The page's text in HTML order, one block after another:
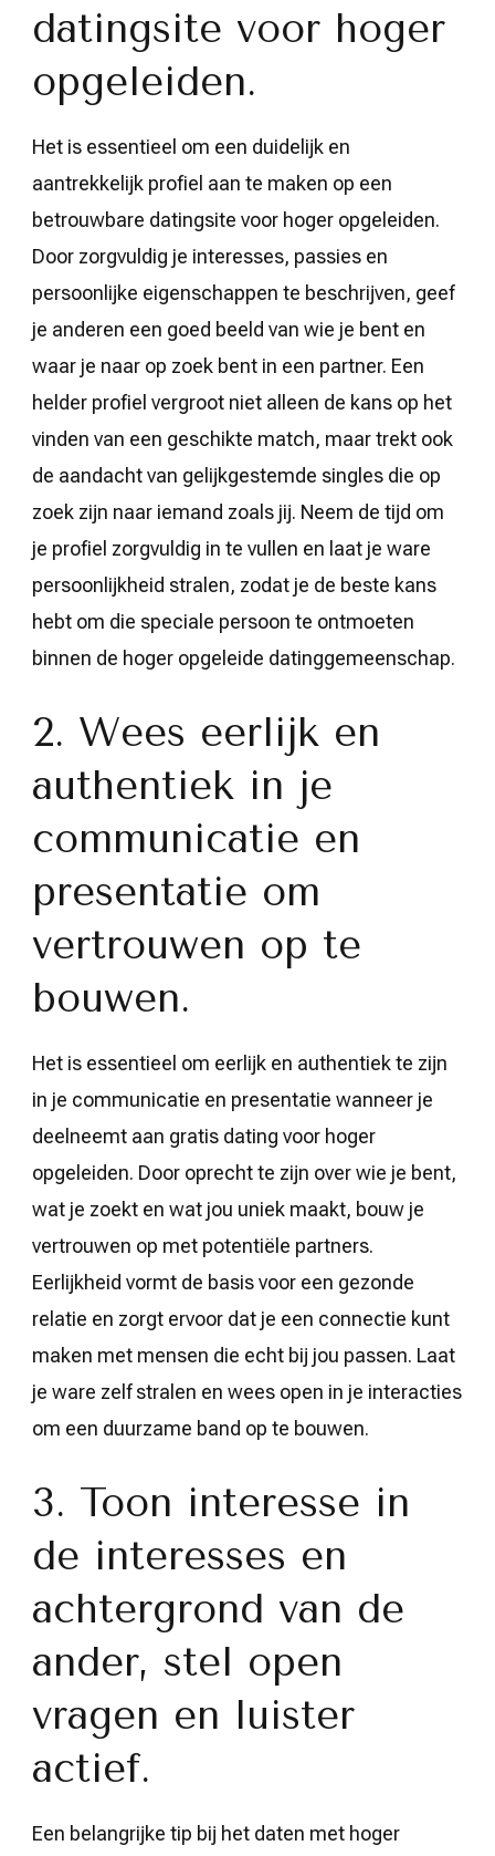
datingsite voor hoger
opgeleiden.
Het is essentieel om een duidelijk en
aantrekkelijk profiel aan te maken op een
betrouwbare datingsite voor hoger opgeleiden.
Door zorgvuldig je interesses, passies en
persoonlijke eigenschappen te beschrijven, geef
je anderen een goed beeld van wie je bent en
waar je naar op zoek bent in een partner. Een
helder profiel vergroot niet alleen de kans op het
vinden van een geschikte match, maar trekt ook
de aandacht van gelijkgestemde singles die op
zoek zijn naar iemand zoals jij. Neem de tijd om
je profiel zorgvuldig in te vullen en laat je ware
persoonlijkheid stralen, zodat je de beste kans
hebt om die speciale persoon te ontmoeten
binnen de hoger opgeleide datinggemeenschap.
2. Wees eerlijk en
authentiek in je
communicatie en
presentatie om
vertrouwen op te
bouwen.
Het is essentieel om eerlijk en authentiek te zijn
in je communicatie en presentatie wanneer je
deelneemt aan gratis dating voor hoger
opgeleiden. Door oprecht te zijn over wie je bent,
wat je zoekt en wat jou uniek maakt, bouw je
vertrouwen op met potentiële partners.
Eerlijkheid vormt de basis voor een gezonde
relatie en zorgt ervoor dat je een connectie kunt
maken met mensen die echt bij jou passen. Laat
je ware zelf stralen en wees open in je interacties
om een duurzame band op te bouwen.
3. Toon interesse in
de interesses en
achtergrond van de
ander, stel open
vragen en luister
actief.
Een belangrijke tip bij het daten met hoger